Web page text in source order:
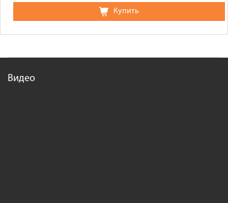
Купить
Видео